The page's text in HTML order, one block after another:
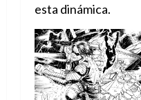
esta dinámica.